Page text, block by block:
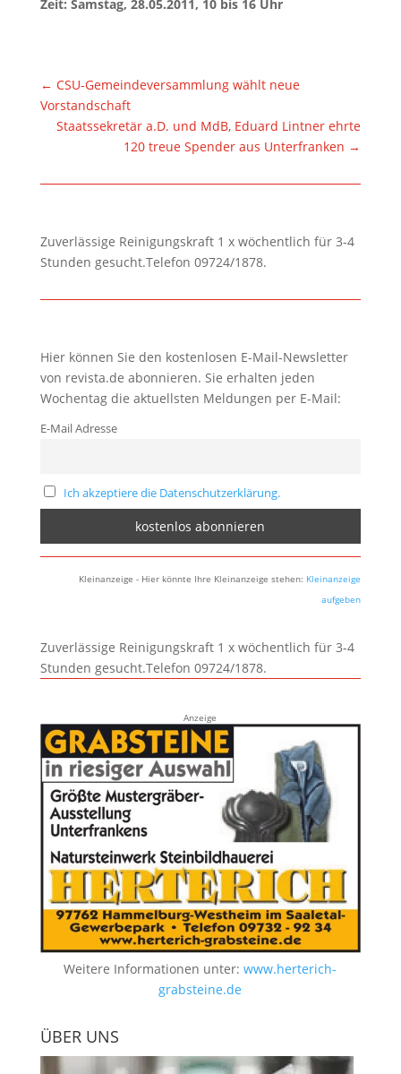
Zeit: Samstag, 28.05.2011, 10 bis 16 Uhr
← CSU-Gemeindeversammlung wählt neue
Vorstandschaft
Staatssekretär a.D. und MdB, Eduard Lintner ehrte
120 treue Spender aus Unterfranken →
Zuverlässige Reinigungskraft 1 x wöchentlich für 3-4
Stunden gesucht.Telefon 09724/1878.
Hier können Sie den kostenlosen E-Mail-Newsletter
von revista.de abonnieren. Sie erhalten jeden
Wochentag die aktuellsten Meldungen per E-Mail:
E-Mail Adresse
Ich akzeptiere die Datenschutzerklärung.
Kleinanzeige - Hier könnte Ihre Kleinanzeige stehen: Kleinanzeige
aufgeben
Zuverlässige Reinigungskraft 1 x wöchentlich für 3-4
Stunden gesucht.Telefon 09724/1878.
Anzeige
Weitere Informationen unter:www.herterich-
grabsteine.de
ÜBER UNS